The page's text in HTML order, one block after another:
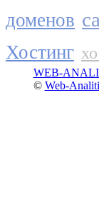
доменов
Хостинг
WEB-
© Web-